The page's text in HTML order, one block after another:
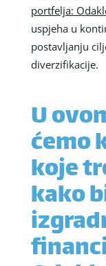
portfelja:
uspjeha u
postavljanju
diverzifikacije.
U
ćemo
koje
kako